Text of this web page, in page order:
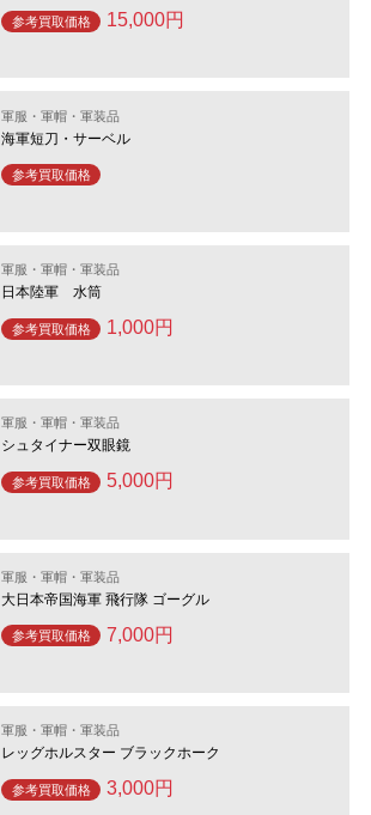
参考買取価格 15,000円
軍服・軍帽・軍装品
海軍短刀・サーベル
参考買取価格
軍服・軍帽・軍装品
日本陸軍 水筒
参考買取価格 1,000円
軍服・軍帽・軍装品
シュタイナー双眼鏡
参考買取価格 5,000円
軍服・軍帽・軍装品
大日本帝国海軍 飛行隊 ゴーグル
参考買取価格 7,000円
軍服・軍帽・軍装品
レッグホルスター ブラックホーク
参考買取価格 3,000円